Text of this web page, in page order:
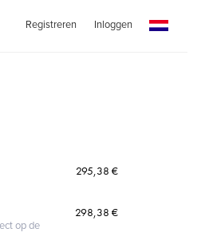
Registreren Inloggen
295,38 €
op de
298,38 €